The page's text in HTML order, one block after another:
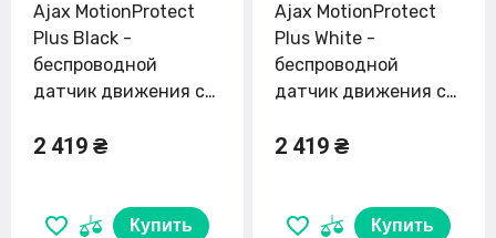
Ajax MotionProtect
Plus Black -
беспроводной
датчик движения с
сенсором
2 419 ₴
Купить
Ajax MotionProtect
Plus White -
беспроводной
датчик движения с
сенсором
2 419 ₴
Купить